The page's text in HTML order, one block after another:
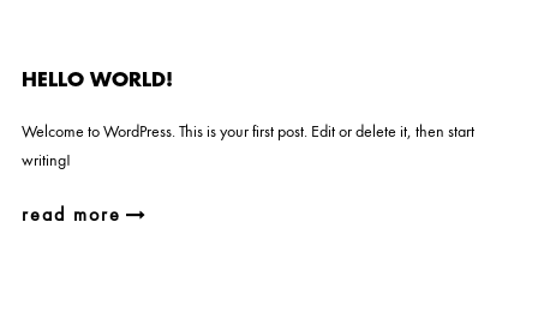
HELLO WORLD!
Welcome to WordPress. This is your first post. Edit or delete it, then start
writing!
read more